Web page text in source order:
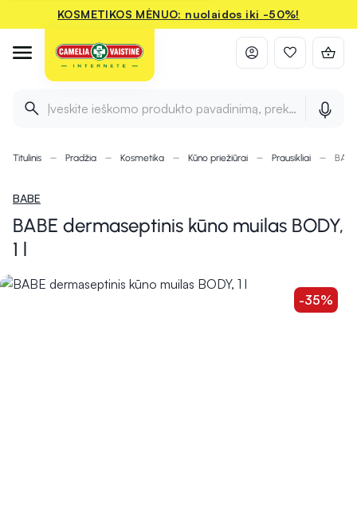
KOSMETIKOS MĖNUO: nuolaidos iki -50%!
Įveskite ieškomo produkto pavadinimą, prekės ženklą ir
Titulinis Pradžia Kosmetika Kūno priežiūrai Prausikliai
BABE
BABE dermaseptinis kūno muilas BODY,
1 l
-35%